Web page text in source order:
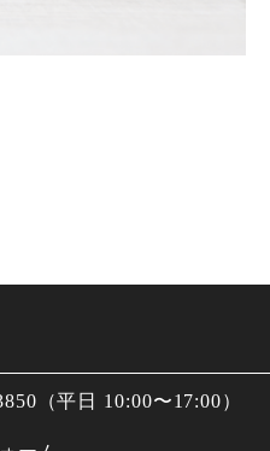
（平日 10:00〜17:00）